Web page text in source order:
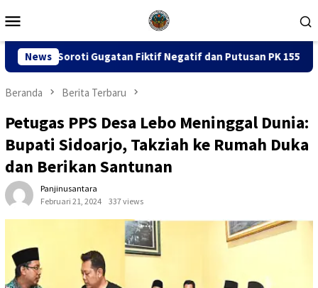
ke
Mobile
News
Fiktif Negatif dan Putusan PK 155 Sidang Dugaan
Beranda Berita Terbaru
Petugas PPS Desa Lebo Meninggal Dunia:
Bupati Sidoarjo, Takziah ke Rumah Duka
dan Berikan Santunan
Panjinusantara
Februari 21, 2024
337 views